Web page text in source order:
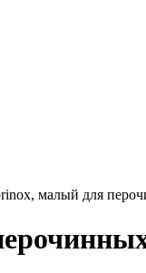
малый для